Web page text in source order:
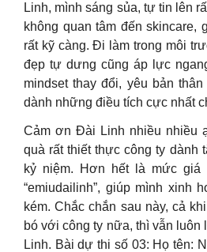
Linh, mình sáng sủa, tự tin lên
không quan tâm đến skincare,
rất kỹ càng. Đi làm trong môi
đẹp tự dưng cũng áp lực
mindset thay đổi, yêu bản
dành những điều tích cực nhất
Cảm ơn Đài Linh nhiều nhiều
quà rất thiết thực công ty dành
kỷ niệm. Hơn hết là mức
“emiudailinh”, giúp mình xinh
kém. Chắc chắn sau này, cả
bó với công ty nữa, thì vẫn luôn
Linh. Bài dự thi số 03: Họ tên: